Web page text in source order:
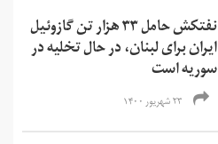
نفتکش حامل ۳۳ هزار تن گازوئیل
ایران برای لبنان، در حال تخلیه در
سوریه است
۲۳ شهریور ۱۴۰۰